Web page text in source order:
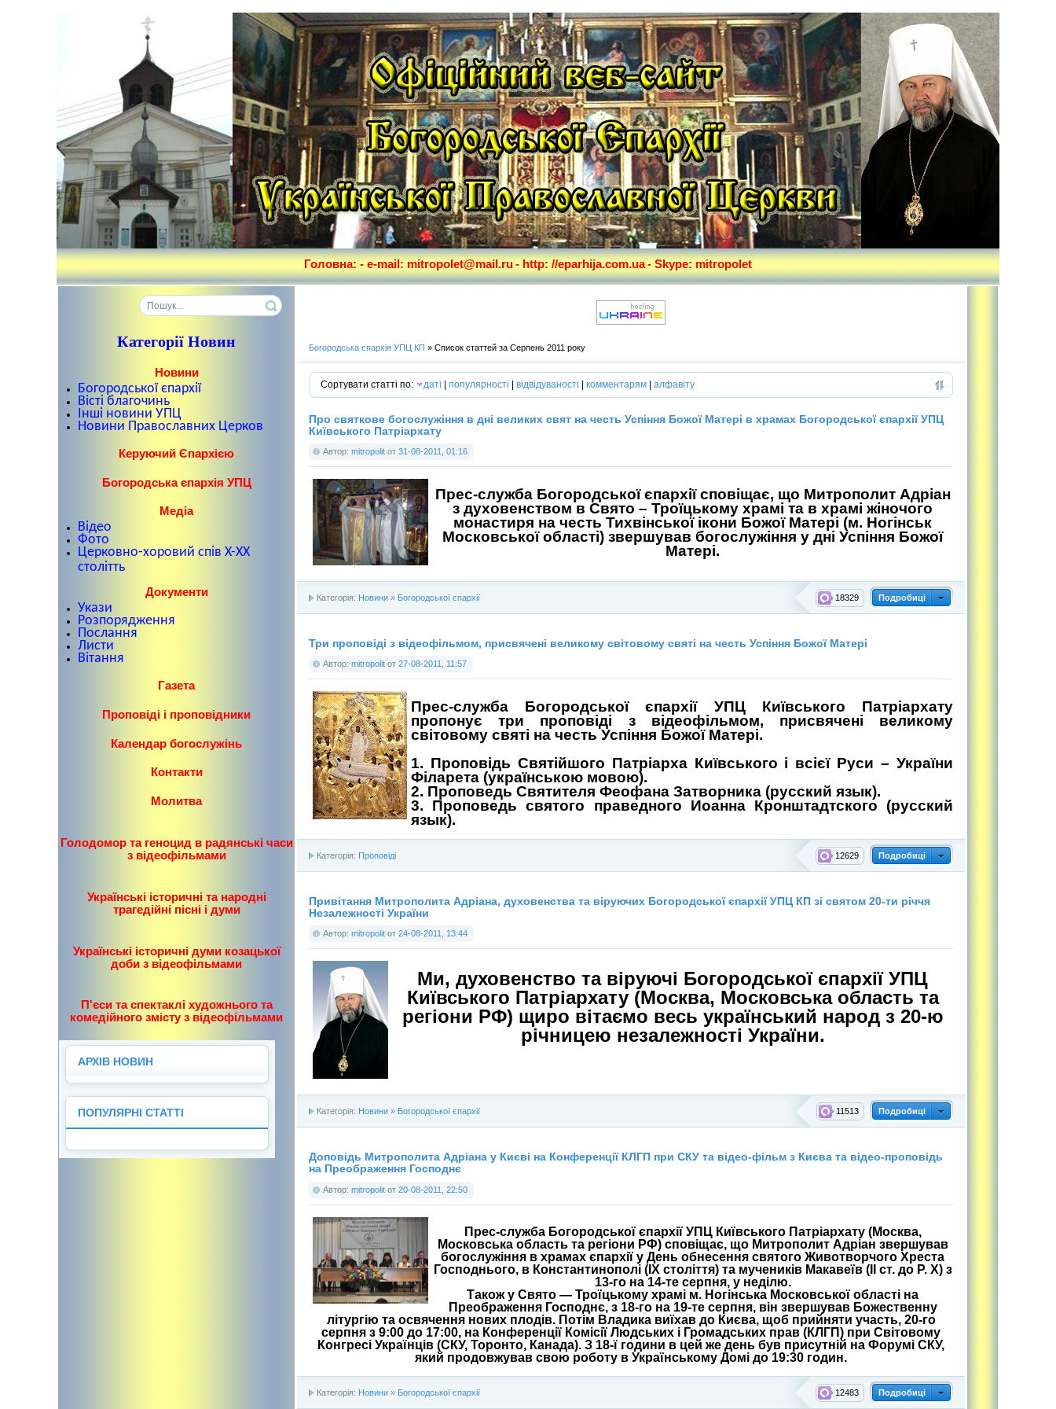
Головна: - e-mail: mitropolet@mail.ru- http: //eparhija.com.ua- Skype: mitropolet
Категорії Новин
Новини
Богородської єпархії
Вісті благочинь
Інші новини УПЦ
Новини Православних Церков
Керуючий Єпархією
Богородська єпархія УПЦ
Медіа
Відео
Фото
Церковно-хоровий спів X-XX
столітть
Документи
Укази
Розпорядження
Послання
Листи
Вітання
Газета
Проповіді і проповідники
Календар богослужінь
Контакти
Молитва
Голодомор та геноцид в радянські часи
з відеофільмами
Українські історичні та народні
трагедійні пісні і думи
Українські історичні думи козацької
доби з відеофільмами
П'єси та спектаклі художнього та
комедійного змісту з відеофільмами
АРХІВ НОВИН
ПОПУЛЯРНІ СТАТТІ
Богородська єпархія УПЦ КП » Список статтей за Серпень 2011 року
Сортувати статті по: даті | популярності | відвідуваності | комментарям | алфавіту
Про святкове богослужіння в дні великих свят на честь Успіння Божої Матері в храмах Богородської єпархії УПЦ
Київського Патріархату
Автор: mitropolit от 31-08-2011, 01:16
Прес-служба Богородської єпархії сповіщає, що Митрополит Адріан
з духовенством в Свято – Троїцькому храмі та в храмі жіночого
монастиря на честь Тихвінської ікони Божої Матері (м. Ногінськ
Московської області) звершував богослужіння у дні Успіння Божої
Матері.
Подробиці
18329
Категорія: Новини » Богородської єпархії
Три проповіді з відеофільмом, присвячені великому світовому святі на честь Успіння Божої Матері
Автор: mitropolit от 27-08-2011, 11:57
Прес-служба Богородської єпархії УПЦ Київського Патріархату
пропонує три проповіді з відеофільмом, присвячені великому
світовому святі на честь Успіння Божої Матері.
1. Проповідь Святійшого Патріарха Київського і всієї Руси – України
Філарета (українською мовою).
2. Проповедь Святителя Феофана Затворника (русский язык).
3. Проповедь святого праведного Иоанна Кронштадтского (русский
язык).
Подробиці
12629
Категорія: Проповіді
Привітання Митрополита Адріана, духовенства та віруючих Богородської єпархії УПЦ КП зі святом 20-ти річчя
Незалежності України
Автор: mitropolit от 24-08-2011, 13:44
Ми, духовенство та віруючі Богородської єпархії УПЦ
Київського Патріархату (Москва, Московська область та
регіони РФ) щиро вітаємо весь український народ з 20-ю
річницею незалежності України.
Подробиці
11513
Категорія: Новини » Богородської єпархії
Доповідь Митрополита Адріана у Києві на Конференції КЛГП при СКУ та відео-фільм з Києва та відео-проповідь
на Преображення Господнє
Автор: mitropolit от 20-08-2011, 22:50
Прес-служба Богородської єпархії УПЦ Київського Патріархату (Москва,
Московська область та регіони РФ) сповіщає, що Митрополит Адріан звершував
богослужіння в храмах єпархії у День обнесення святого Животворчого Хреста
Господнього, в Константинополі (ІХ століття) та мучеників Макавеїв (ІІ ст. до Р. Х) з
13-го на 14-те серпня, у неділю.
Також у Свято — Троїцькому храмі м. Ногінська Московської області на
Преображення Господнє, з 18-го на 19-те серпня, він звершував Божественну
літургію та освячення нових плодів. Потім Владика виїхав до Києва, щоб прийняти участь, 20-го
серпня з 9:00 до 17:00, на Конференції Комісії Людських і Громадських прав (КЛГП) при Світовому
Конгресі Українців (СКУ, Торонто, Канада). З 18-ї години в цей же день був присутній на Форумі СКУ,
який продовжував свою роботу в Українському Домі до 19:30 годин.
Подробиці
12483
Категорія: Новини » Богородської єпархії